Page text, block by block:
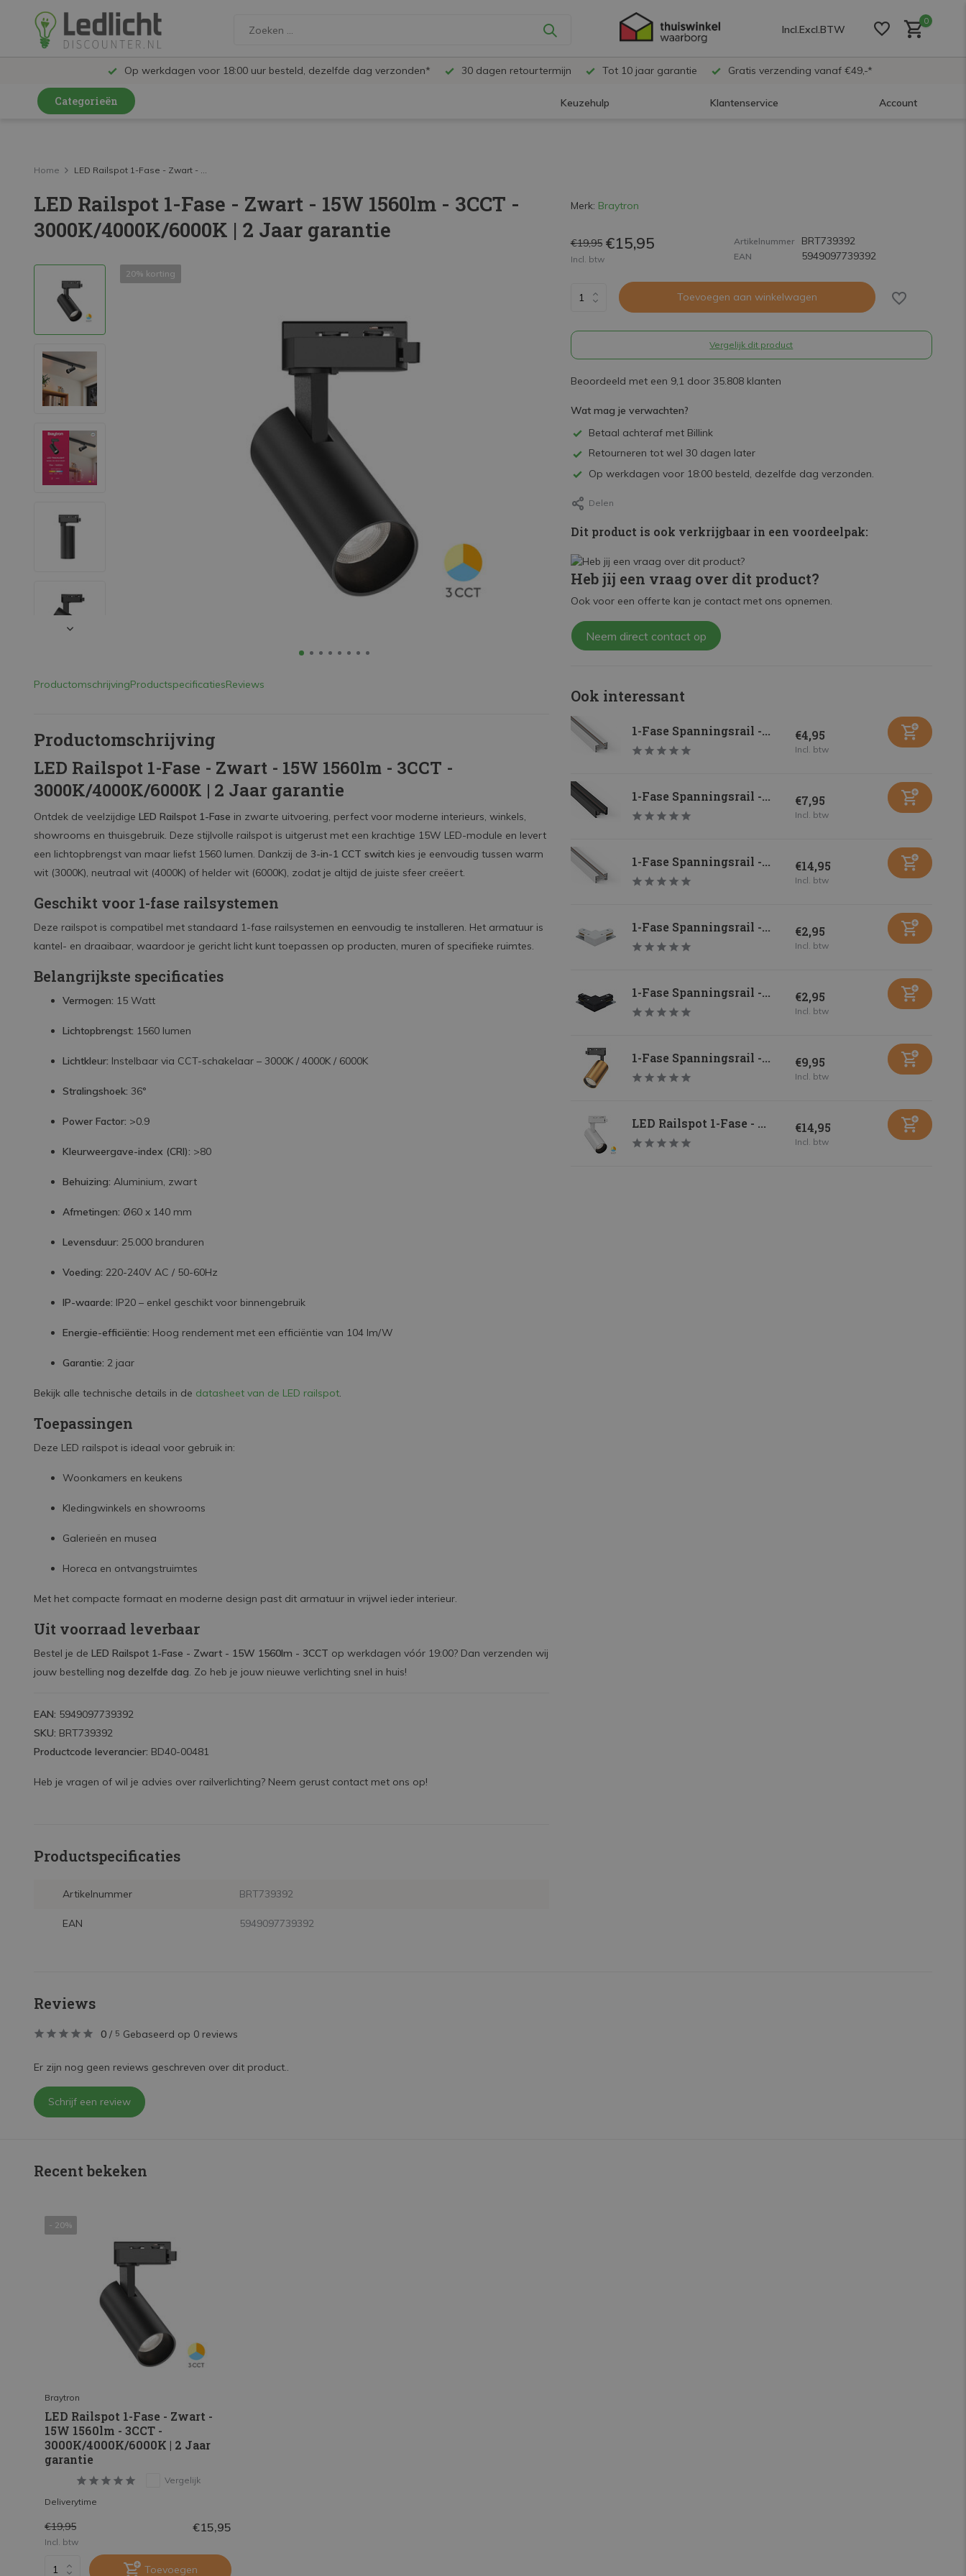
Incl.Excl.BTW
0
Op werkdagen voor 18:00 uur besteld, dezelfde dag verzonden* 30 dagen retourtermijn Tot 10 jaar garantie Gratis verzending vanaf €49,-*
Categorieën Keuzehulp Klantenservice Account
LED Railspots
LED Panelen
LED TL
LED Schijnwerpers
LED High Bay lampen
Decoratieve verlichting
LED Buitenverlichting
LED Noodverlichting
Installatiemateriaal
Mega Sale
Verduurzaming
LED TL verlichting
Home LED Railspot 1-Fase - Zwart - ...
LED Railspot 1-Fase - Zwart - 15W 1560lm - 3CCT -
3000K/4000K/6000K | 2 Jaar garantie
20% korting
ProductomschrijvingProductspecificatiesReviews
Productomschrijving
LED Railspot 1-Fase - Zwart - 15W 1560lm - 3CCT -
3000K/4000K/6000K | 2 Jaar garantie
Ontdek de veelzijdige LED Railspot 1-Fase in zwarte uitvoering, perfect voor moderne interieurs, winkels,
showrooms en thuisgebruik. Deze stijlvolle railspot is uitgerust met een krachtige 15W LED-module en levert
een lichtopbrengst van maar liefst 1560 lumen. Dankzij de 3-in-1 CCT switch kies je eenvoudig tussen warm
wit (3000K), neutraal wit (4000K) of helder wit (6000K), zodat je altijd de juiste sfeer creëert.
Geschikt voor 1-fase railsystemen
Deze railspot is compatibel met standaard 1-fase railsystemen en eenvoudig te installeren. Het armatuur is
kantel- en draaibaar, waardoor je gericht licht kunt toepassen op producten, muren of specifieke ruimtes.
Belangrijkste specificaties
Vermogen: 15 Watt
Lichtopbrengst: 1560 lumen
Lichtkleur: Instelbaar via CCT-schakelaar – 3000K / 4000K / 6000K
Stralingshoek: 36°
Power Factor: >0.9
Kleurweergave-index (CRI): >80
Behuizing: Aluminium, zwart
Afmetingen: Ø60 x 140 mm
Levensduur: 25.000 branduren
Voeding: 220-240V AC / 50-60Hz
IP-waarde: IP20 – enkel geschikt voor binnengebruik
Energie-efficiëntie: Hoog rendement met een efficiëntie van 104 lm/W
Garantie: 2 jaar
Bekijk alle technische details in de datasheet van de LED railspot.
Toepassingen
Deze LED railspot is ideaal voor gebruik in:
Woonkamers en keukens
Kledingwinkels en showrooms
Galerieën en musea
Horeca en ontvangstruimtes
Met het compacte formaat en moderne design past dit armatuur in vrijwel ieder interieur.
Uit voorraad leverbaar
Bestel je de LED Railspot 1-Fase - Zwart - 15W 1560lm - 3CCT op werkdagen vóór 19:00? Dan verzenden wij
jouw bestelling nog dezelfde dag. Zo heb je jouw nieuwe verlichting snel in huis!
EAN: 5949097739392
SKU: BRT739392
Productcode leverancier: BD40-00481
Heb je vragen of wil je advies over railverlichting? Neem gerust contact met ons op!
Productspecificaties
Artikelnummer BRT739392
EAN 5949097739392
Merk: Braytron
€19,95 €15,95
Incl. btw
Artikelnummer BRT739392
EAN 5949097739392
Toevoegen aan winkelwagen
Vergelijk dit product
Beoordeeld met een 9,1 door 35.808 klanten
Wat mag je verwachten?
Betaal achteraf met Billink
Retourneren tot wel 30 dagen later
Op werkdagen voor 18:00 besteld, dezelfde dag verzonden.
Delen
Dit product is ook verkrijgbaar in een voordeelpak:
Heb jij een vraag over dit product?
Ook voor een offerte kan je contact met ons opnemen.
Neem direct contact op
Ook interessant
1-Fase Spanningsrail -... €4,95
Incl. btw
1-Fase Spanningsrail -... €7,95
Incl. btw
1-Fase Spanningsrail -... €14,95
Incl. btw
1-Fase Spanningsrail -... €2,95
Incl. btw
1-Fase Spanningsrail -... €2,95
Incl. btw
1-Fase Spanningsrail -... €9,95
Incl. btw
LED Railspot 1-Fase - ... €14,95
Incl. btw
Reviews
0 / 5 Gebaseerd op 0 reviews
Er zijn nog geen reviews geschreven over dit product..
Schrijf een review
Recent bekeken
- 20%
Braytron
LED Railspot 1-Fase - Zwart -
15W 1560lm - 3CCT -
3000K/4000K/6000K | 2 Jaar
garantie
Vergelijk
Deliverytime
€19,95 €15,95
Incl. btw
Toevoegen